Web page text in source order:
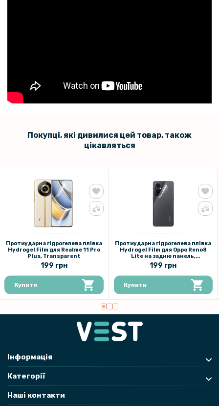
Покупці, які дивилися цей товар, також
цікавляться
Протиударна гідрогелева плівка
Hydrogel Film для Realme 11 Pro
Plus, Transparent
199 грн
Купити
Протиударна гідрогелева плівка
Hydrogel Film для Oppo Reno8
Lite на задню панель,
Transparent
199 грн
Купити
Інформація
Категорії
Наші контакти